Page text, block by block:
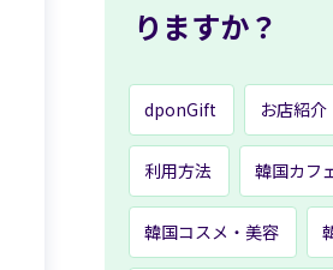
りますか？
dponGift お店紹介
利用方法 韓国カフ
韓国コスメ・美容